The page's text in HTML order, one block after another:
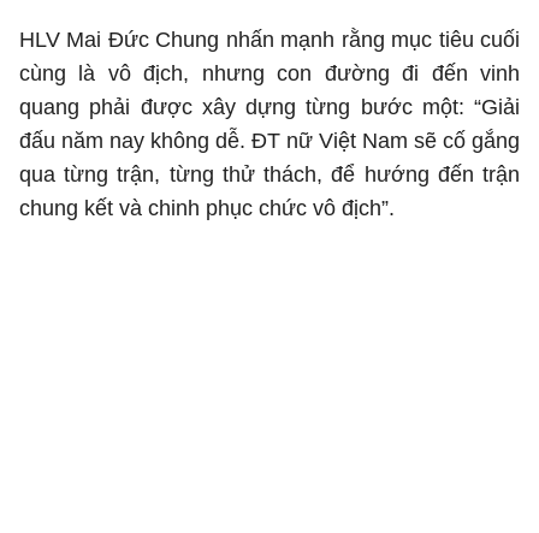
HLV Mai Đức Chung nhấn mạnh rằng mục tiêu cuối
cùng là vô địch, nhưng con đường đi đến vinh
quang phải được xây dựng từng bước một: “Giải
đấu năm nay không dễ. ĐT nữ Việt Nam sẽ cố gắng
qua từng trận, từng thử thách, để hướng đến trận
chung kết và chinh phục chức vô địch”.